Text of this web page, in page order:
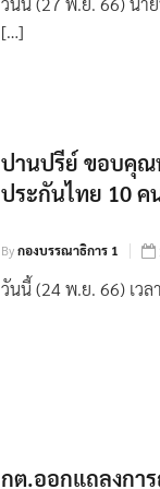
[…]
ปานปรีย์ ขอบคุณ
ประกันไทย 10 ค
Byกองบรรณาธิการ 1
วันนี้ (24 พ.ย. 66) เว
กต.ออกแถลงกา